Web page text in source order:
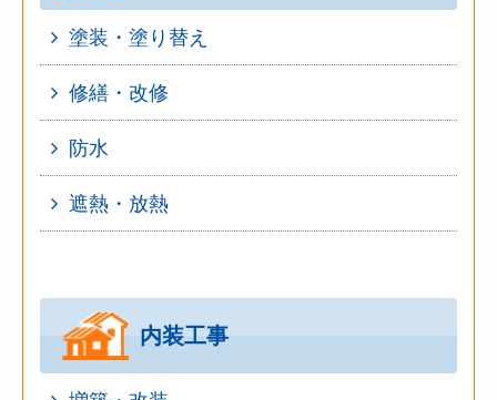
塗装・塗り替え
修繕・改修
防水
遮熱・放熱
内装工事